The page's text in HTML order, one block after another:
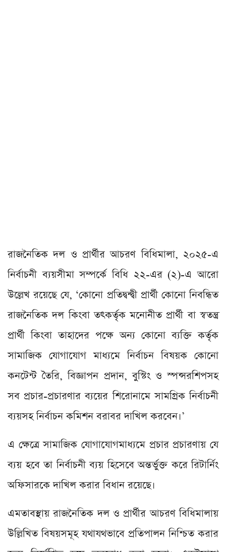
রাজনৈতিক দল ও প্রার্থীর আচরণ বিধিমালা, ২০২৫-এ
নির্বাচনী ব্যয়সীমা সম্পর্কে বিধি ২২-এর (২)-এ আরো
উল্লেখ রয়েছে যে, ‘কোনো প্রতিদ্বন্দ্বী প্রার্থী কোনো নিবন্ধিত
রাজনৈতিক দল কিংবা তৎকর্তৃক মনোনীত প্রার্থী বা স্বতন্ত্র
প্রার্থী কিংবা তাহাদের পক্ষে অন্য কোনো ব্যক্তি কর্তৃক
সামাজিক যোগাযোগ মাধ্যমে নির্বাচন বিষয়ক কোনো
কনটেন্ট তৈরি, বিজ্ঞাপন প্রদান, বুস্টিং ও স্পন্সরশিপসহ
সব প্রচার-প্রচারণার ব্যয়ের শিরোনামে সামগ্রিক নির্বাচনী
ব্যয়সহ নির্বাচন কমিশন বরাবর দাখিল করবেন।’
এ ক্ষেত্রে সামাজিক যোগাযোগমাধ্যমে প্রচার প্রচারণায় যে
ব্যয় হবে তা নির্বাচনী ব্যয় হিসেবে অন্তর্ভুক্ত করে রিটার্নিং
অফিসারকে দাখিল করার বিধান রয়েছে।
এমতাবস্থায় রাজনৈতিক দল ও প্রার্থীর আচরণ বিধিমালায়
উল্লিখিত বিষয়সমূহ যথাযথভাবে প্রতিপালন নিশ্চিত করার